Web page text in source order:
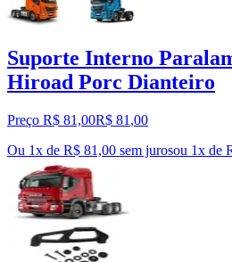
Suporte Interno
Hiroad Porc Dianteiro
Preço R$ 81,00R$ 81 ,00
Ou 1x de R$ 81,00 sem jurosou 1x de